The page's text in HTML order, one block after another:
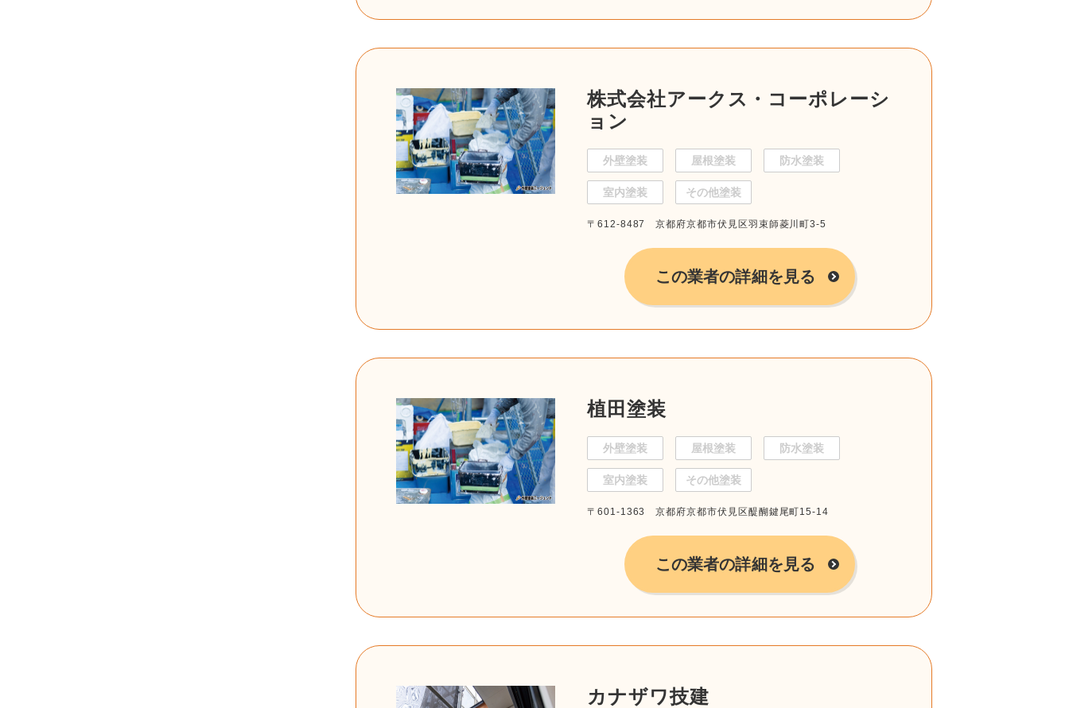
株式会社アークス・コーポレーシ
ョン
外壁塗装 屋根塗装 防水塗装
室内塗装 その他塗装
〒612-8487 京都府京都市伏見区羽束師菱川町3-5
この業者の詳細を見る
植田塗装
外壁塗装 屋根塗装 防水塗装
室内塗装 その他塗装
〒601-1363 京都府京都市伏見区醍醐鍵尾町15-14
この業者の詳細を見る
カナザワ技建